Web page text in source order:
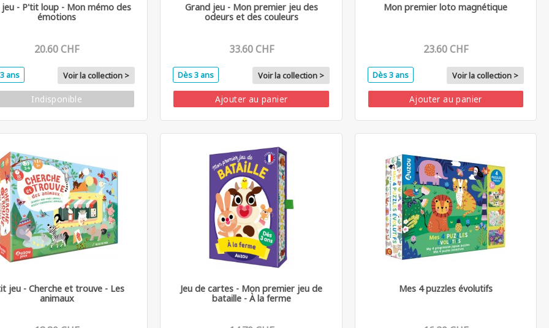
- P'tit loup - Mon mémo des
émotions
20.60 CHF
ans Voir la collection >
Indisponible
Grand jeu - Mon premier jeu des
odeurs et des couleurs
33.60 CHF
Dès 3 ans Voir la collection >
Ajouter au panier
Mon premier loto magnétique
23.60 CHF
Dès 3 ans Voir la collection >
Ajouter au panier
jeu - Cherche et trouve - Les
animaux
Jeu de cartes - Mon premier jeu de
bataille - À la ferme
Mes 4 puzzles évolutifs